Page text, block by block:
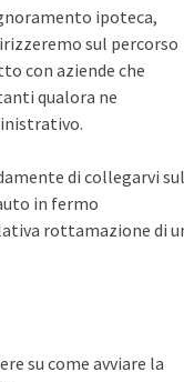
ipoteca,
sul percorso
con aziende che
qualora ne
di collegarvi sul
in fermo
rottamazione di
su come avviare la